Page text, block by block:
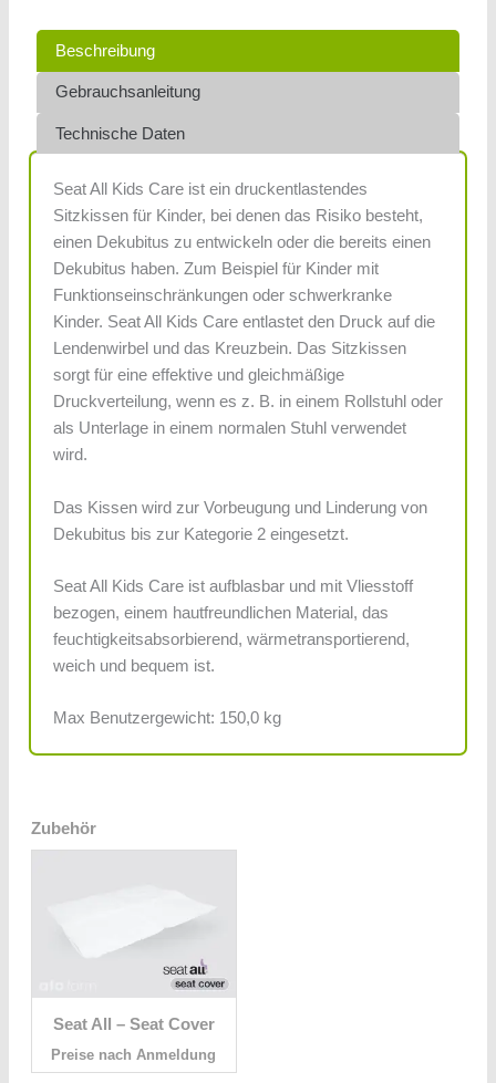
Beschreibung
Gebrauchsanleitung
Technische Daten
Seat All Kids Care ist ein druckentlastendes
Sitzkissen für Kinder, bei denen das Risiko besteht,
einen Dekubitus zu entwickeln oder die bereits einen
Dekubitus haben. Zum Beispiel für Kinder mit
Funktionseinschränkungen oder schwerkranke
Kinder. Seat All Kids Care entlastet den Druck auf die
Lendenwirbel und das Kreuzbein. Das Sitzkissen
sorgt für eine effektive und gleichmäßige
Druckverteilung, wenn es z. B. in einem Rollstuhl oder
als Unterlage in einem normalen Stuhl verwendet
wird.
Das Kissen wird zur Vorbeugung und Linderung von
Dekubitus bis zur Kategorie 2 eingesetzt.
Seat All Kids Care ist aufblasbar und mit Vliesstoff
bezogen, einem hautfreundlichen Material, das
feuchtigkeitsabsorbierend, wärmetransportierend,
weich und bequem ist.
Max Benutzergewicht: 150,0 kg
Zubehör
Seat All – Seat Cover
Preise nach Anmeldung